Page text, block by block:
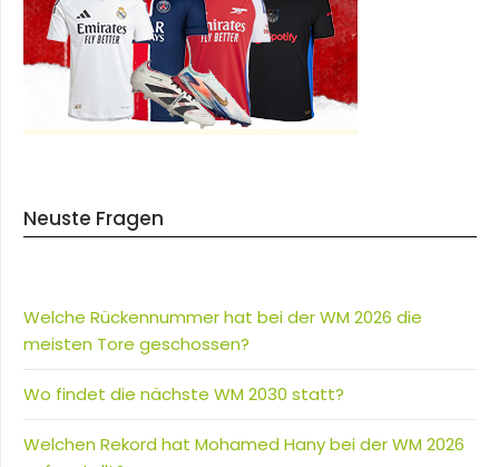
Neuste Fragen
Welche Rückennummer hat bei der WM 2026 die
meisten Tore geschossen?
Wo findet die nächste WM 2030 statt?
Welchen Rekord hat Mohamed Hany bei der WM 2026